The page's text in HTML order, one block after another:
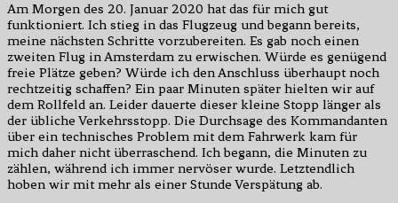
Am Morgen des 20. Januar 2020 hat das für mich gut
funktioniert. Ich stieg in das Flugzeug und begann bereits,
meine nächsten Schritte vorzubereiten. Es gab noch einen
zweiten Flug in Amsterdam zu erwischen. Würde es genügend
freie Plätze geben? Würde ich den Anschluss überhaupt noch
rechtzeitig schaffen? Ein paar Minuten später hielten wir auf
dem Rollfeld an. Leider dauerte dieser kleine Stopp länger als
der übliche Verkehrsstopp. Die Durchsage des Kommandanten
über ein technisches Problem mit dem Fahrwerk kam für
mich daher nicht überraschend. Ich begann, die Minuten zu
zählen, während ich immer nervöser wurde. Letztendlich
hoben wir mit mehr als einer Stunde Verspätung ab.